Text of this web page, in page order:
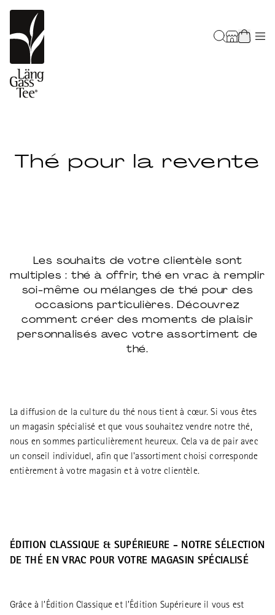
Thé pour la revente
Les souhaits de votre clientèle sont
multiples : thé à offrir, thé en vrac à remplir
soi-même ou mélanges de thé pour des
occasions particulières. Découvrez
comment créer des moments de plaisir
personnalisés avec votre assortiment de
thé.
La diffusion de la culture du thé nous tient à cœur. Si vous êtes
un magasin spécialisé et que vous souhaitez vendre notre thé,
nous en sommes particulièrement heureux. Cela va de pair avec
un conseil individuel, afin que l'assortiment choisi corresponde
entièrement à votre magasin et à votre clientèle.
ÉDITION CLASSIQUE & SUPÉRIEURE - NOTRE SÉLECTION
DE THÉ EN VRAC POUR VOTRE MAGASIN SPÉCIALISÉ
Grâce à l’Édition Classique et l’Édition Supérieure il vous est